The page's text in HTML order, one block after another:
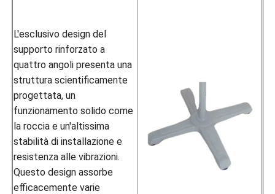
L'esclusivo design del
supporto rinforzato a
quattro angoli presenta una
struttura scientificamente
progettata, un
funzionamento solido come
la roccia e un'altissima
stabilità di installazione e
resistenza alle vibrazioni.
Questo design assorbe
efficacemente varie